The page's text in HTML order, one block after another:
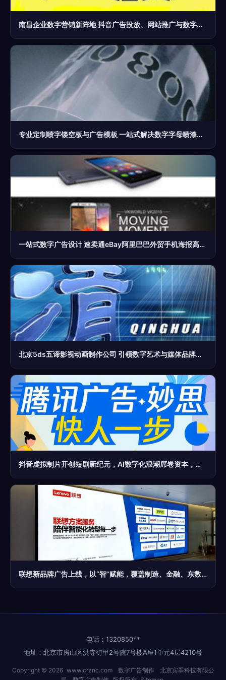
南昌企业数字营销新阵地 抖音广告投放、网站推广与数字广告制作一体化攻略
专业定制喷字镂空板与广告模板 一站式解决数字字母喷漆需求
一站式数字广告设计 速卖通eBay阿里巴巴外贸手机海报高清PSD模板资源指南
北京5ds五谛影视动画制作公司 引领数字艺术与媒体品牌管理的专业先锋
抖音虚拟制片开创短剧新纪元，AI数字化浪潮席卷资本，老牌巨头焕发新生机——数字商业资讯周报第115期聚焦数字广告制作变革
联想新品牌广告上线，以“智”赋能，覆盖制造、金融、东数西算新篇章
电话：1320850**
地址：北京市房山区洪寺街甲2号院7号楼A座1单元4层4210号
Copyright © 2026 www.crznc.com 数字广告制作
北京宾翠科技有限公